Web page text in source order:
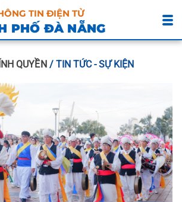
TIN ĐIỆN TỬ
PHỐ ĐÀ NẴNG
QUYỀN / TIN TỨC - SỰ KIỆN